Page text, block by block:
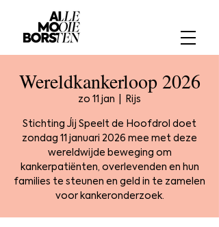
Wereldkankerloop 2026
zo 11 jan Rijs
Stichting Jij Speelt de Hoofdrol doet
zondag 11 januari 2026 mee met deze
wereldwijde beweging om
kankerpatiënten, overlevenden en hun
families te steunen en geld in te zamelen
voor kankeronderzoek.